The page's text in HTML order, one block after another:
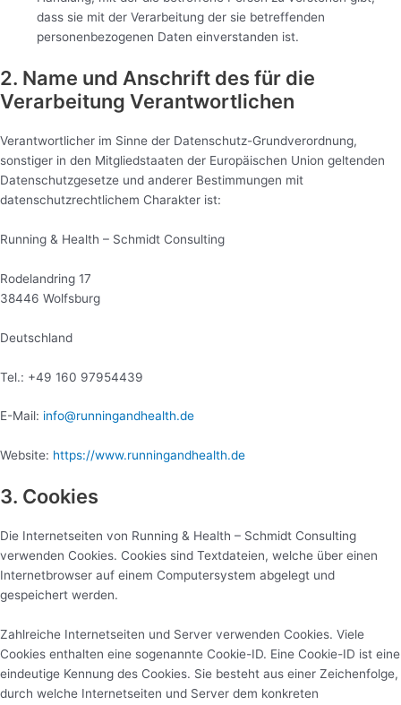
dass sie mit der Verarbeitung der sie betreffenden
personenbezogenen Daten einverstanden ist.
2. Name und Anschrift des für die
Verarbeitung Verantwortlichen
Verantwortlicher im Sinne der Datenschutz-Grundverordnung,
sonstiger in den Mitgliedstaaten der Europäischen Union geltenden
Datenschutzgesetze und anderer Bestimmungen mit
datenschutzrechtlichem Charakter ist:
Running & Health – Schmidt Consulting
Rodelandring 17
38446 Wolfsburg
Deutschland
Tel.: +49 160 97954439
E-Mail: info@runningandhealth.de
Website: https://www.runningandhealth.de
3. Cookies
Die Internetseiten von Running & Health – Schmidt Consulting
verwenden Cookies. Cookies sind Textdateien, welche über einen
Internetbrowser auf einem Computersystem abgelegt und
gespeichert werden.
Zahlreiche Internetseiten und Server verwenden Cookies. Viele
Cookies enthalten eine sogenannte Cookie-ID. Eine Cookie-ID ist eine
eindeutige Kennung des Cookies. Sie besteht aus einer Zeichenfolge,
durch welche Internetseiten und Server dem konkreten